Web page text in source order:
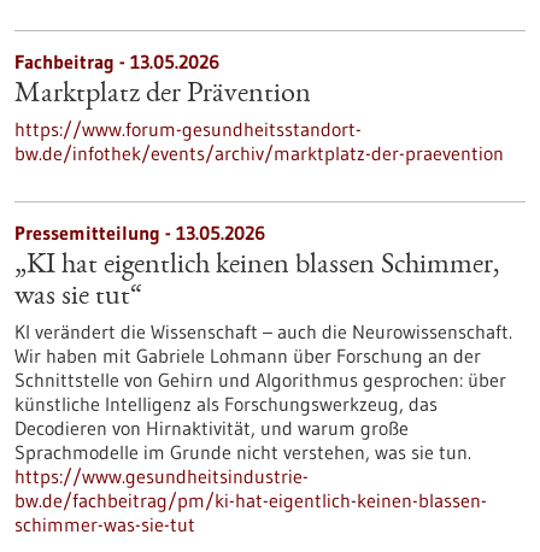
Fachbeitrag - 13.05.2026
Marktplatz der Prävention
https://www.forum-gesundheitsstandort-
bw.de/infothek/events/archiv/marktplatz-der-praevention
Pressemitteilung - 13.05.2026
„KI hat eigentlich keinen blassen Schimmer,
was sie tut“
KI verändert die Wissenschaft – auch die Neurowissenschaft.
Wir haben mit Gabriele Lohmann über Forschung an der
Schnittstelle von Gehirn und Algorithmus gesprochen: über
künstliche Intelligenz als Forschungswerkzeug, das
Decodieren von Hirnaktivität, und warum große
Sprachmodelle im Grunde nicht verstehen, was sie tun.
https://www.gesundheitsindustrie-
bw.de/fachbeitrag/pm/ki-hat-eigentlich-keinen-blassen-
schimmer-was-sie-tut